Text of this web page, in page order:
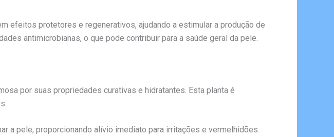
efeitos protetores e regenerativos, ajudando a estimular a produção de
antimicrobianas, o que pode contribuir para a saúde geral da pele.
por suas propriedades curativas e hidratantes. Esta planta é
a pele, proporcionando alívio imediato para irritações e vermelhidões.